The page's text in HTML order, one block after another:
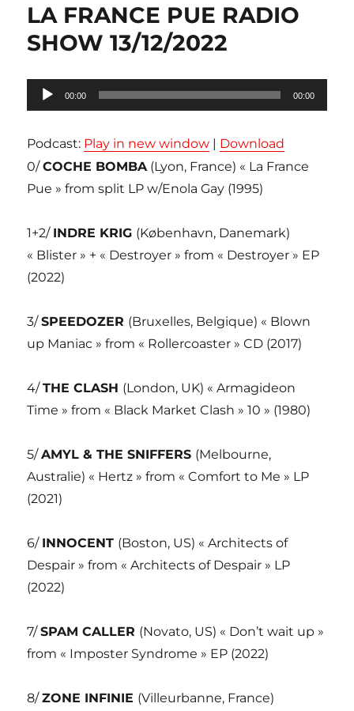
LA FRANCE PUE RADIO
SHOW 13/12/2022
Lecteur
audio
00:00 00:00
Podcast: Play in new window | Download
0/COCHE BOMBA (Lyon, France) « La France
Pue » from split LP w/Enola Gay (1995)
1+2/ INDRE KRIG (København, Danemark)
« Blister » + « Destroyer » from « Destroyer » EP
(2022)
3/SPEEDOZER (Bruxelles, Belgique) « Blown
up Maniac » from « Rollercoaster » CD (2017)
4/THE CLASH (London, UK) « Armagideon
Time » from « Black Market Clash » 10 » (1980)
5/AMYL & THE SNIFFERS (Melbourne,
Australie) « Hertz » from « Comfort to Me » LP
(2021)
6/ INNOCENT (Boston, US) « Architects of
Despair » from « Architects of Despair » LP
(2022)
7/SPAM CALLER (Novato, US) « Don’t wait up »
from « Imposter Syndrome » EP (2022)
8/ZONE INFINIE (Villeurbanne, France)